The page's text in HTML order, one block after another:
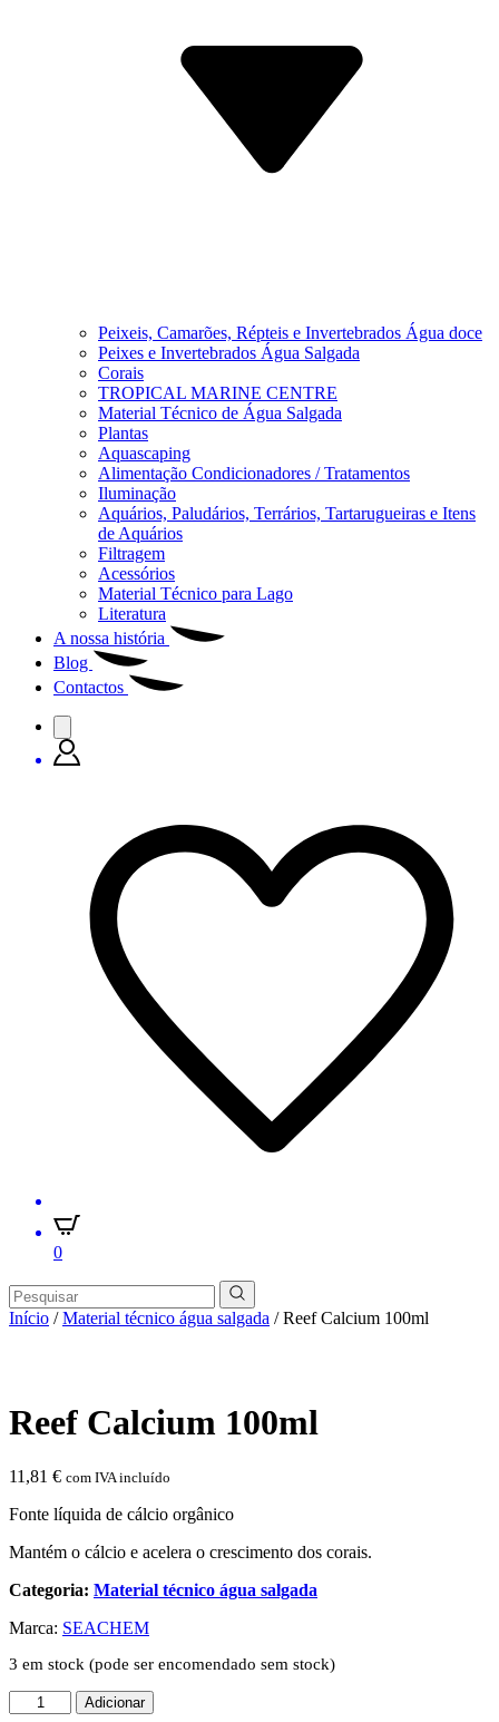
Peixeis, Camarões, Répteis e Invertebrados Água doce
Peixes e Invertebrados Água Salgada
Corais
TROPICAL MARINE CENTRE
Material Técnico de Água Salgada
Plantas
Aquascaping
Alimentação Condicionadores / Tratamentos
Iluminação
Aquários, Paludários, Terrários, Tartarugueiras e Itens
de Aquários
Filtragem
Acessórios
Material Técnico para Lago
Literatura
A nossa história
Blog
Contactos
0
Início /Material técnico água salgada / Reef Calcium 100ml
Reef Calcium 100ml
11,81 € com IVA incluído
Fonte líquida de cálcio orgânico
Mantém o cálcio e acelera o crescimento dos corais.
Categoria: Material técnico água salgada
Marca: SEACHEM
3 em stock (pode ser encomendado sem stock)
QuantidadeAdicionar